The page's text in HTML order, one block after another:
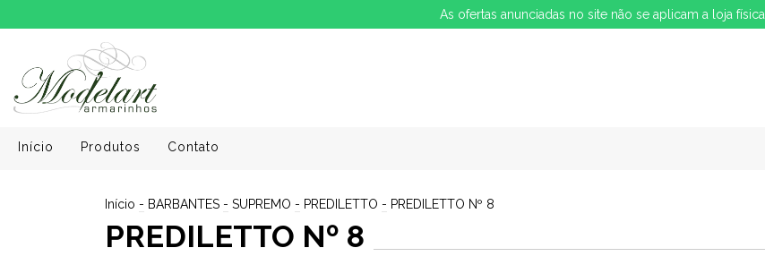
As ofertas anunciadas no site não se aplicam a loja física
Início Produtos Contato
Início - BARBANTES - SUPREMO - PREDILETTO - PREDILETTO Nº 8
PREDILETTO Nº 8